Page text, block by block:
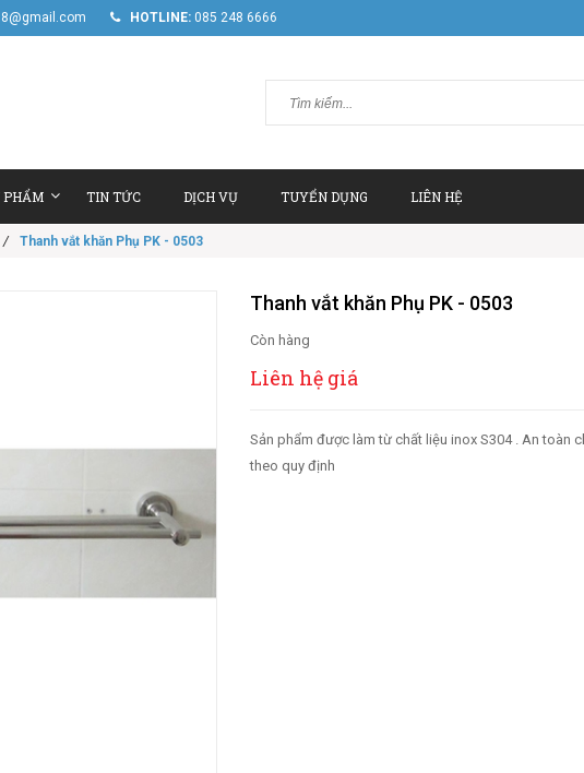
HOTLINE: 085 248 6666
PHẨM TIN TỨC DỊCH VỤ TUYỂN DỤNG LIÊN HỆ
/ Thanh vắt khăn Phụ PK - 0503
Thanh vắt khăn Phụ PK - 0503
Còn hàng
Liên hệ giá
Sản phẩm được làm từ chất liệu inox S304 . An toàn
theo quy định